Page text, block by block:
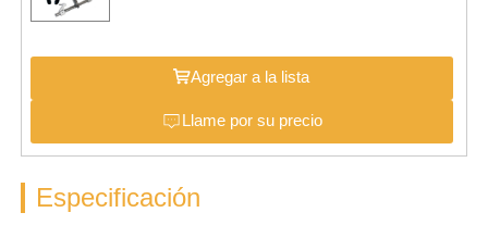
Agregar a la lista
Llame por su precio
Especificación